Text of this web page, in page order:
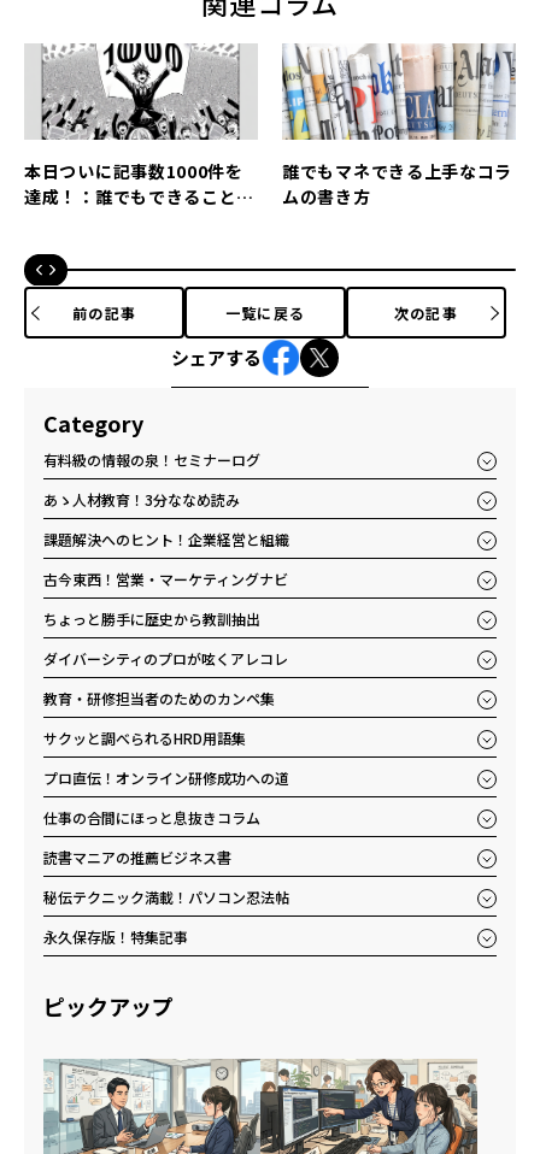
Category
有料級の情報の泉！セミナーログ
あゝ人材教育！3分ななめ読み
課題解決へのヒント！企業経営と組織
古今東西！営業・マーケティングナビ
ちょっと勝手に歴史から教訓抽出
ダイバーシティのプロが呟くアレコレ
教育・研修担当者のためのカンペ集
サクッと調べられるHRD用語集
プロ直伝！オンライン研修成功への道
仕事の合間にほっと息抜きコラム
読書マニアの推薦ビジネス書
秘伝テクニック満載！パソコン忍法帖
永久保存版！特集記事
ピックアップ
本日ついに記事数1000件を
達成！：誰でもできることで
誰でもマネできる上手なコラ
ムの書き方
前の記事 一覧に戻る 次の記事
シェアする